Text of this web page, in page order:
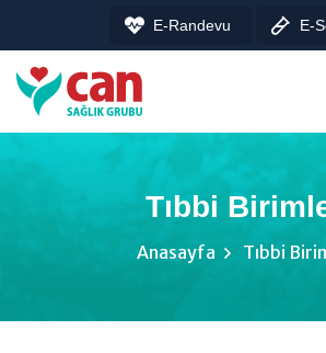
E-Randevu E-
Tıbbi
Anasayfa Tıbbi